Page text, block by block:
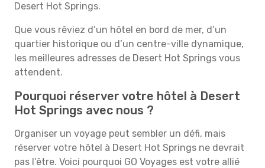
Desert Hot Springs.
Que vous rêviez d’un hôtel en bord de mer, d’un
quartier historique ou d’un centre-ville dynamique,
les meilleures adresses de Desert Hot Springs vous
attendent.
Pourquoi réserver votre hôtel à Desert
Hot Springs avec nous ?
Organiser un voyage peut sembler un défi, mais
réserver votre hôtel à Desert Hot Springs ne devrait
pas l’être. Voici pourquoi GO Voyages est votre allié